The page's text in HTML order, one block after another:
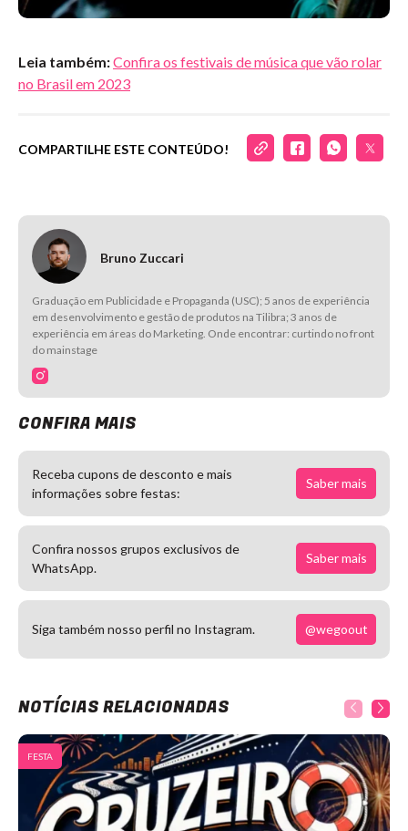
Leia também:Confira os festivais de música que vão rolar
no Brasil em 2023
COMPARTILHE ESTE CONTEÚDO!
Bruno Zuccari
Graduação em Publicidade e Propaganda (USC); 5 anos de experiência
em desenvolvimento e gestão de produtos na Tilibra; 3 anos de
experiência em áreas do Marketing. Onde encontrar: curtindo no front
do mainstage
CONFIRA MAIS
Receba cupons de desconto e mais
informações sobre festas:
Saber mais
Confira nossos grupos exclusivos de
WhatsApp.
Saber mais
Siga também nosso perfil no Instagram. @wegoout
NOTÍCIAS RELACIONADAS
FESTA